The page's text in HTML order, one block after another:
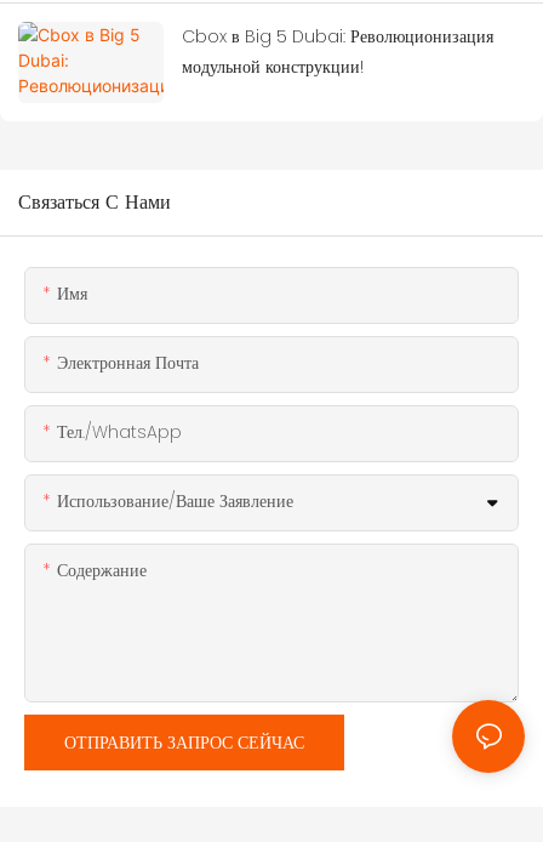
Cbox в Big 5 Dubai: Революционизация
модульной конструкции!
Связаться С Нами
Имя
Электронная Почта
Тел./WhatsApp
Использование/ваше Заявление
Содержание
ОТПРАВИТЬ ЗАПРОС СЕЙЧАС